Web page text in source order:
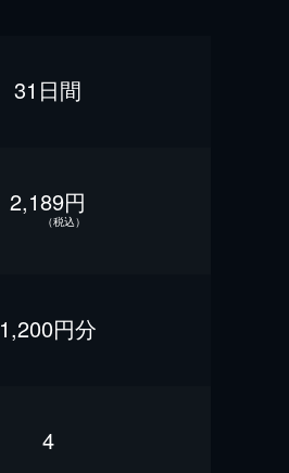
31日間
2,189円
（税込）
1,200円分
4